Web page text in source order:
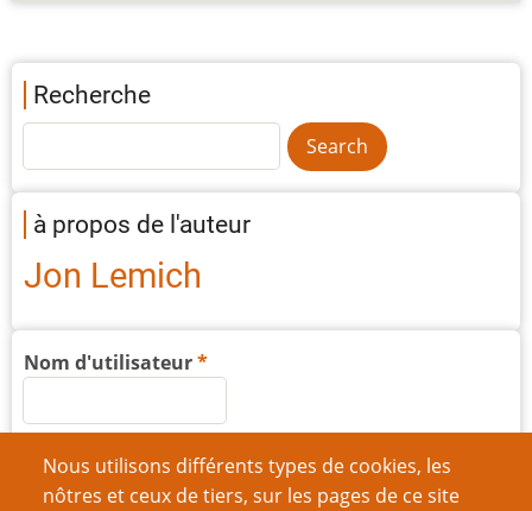
Nous utilisons différents types de cookies, les
nôtres et ceux de tiers, sur les pages de ce site
Recherche
à propos de l'auteur
Jon Lemich
Nom d'utilisateur
Mot de passe